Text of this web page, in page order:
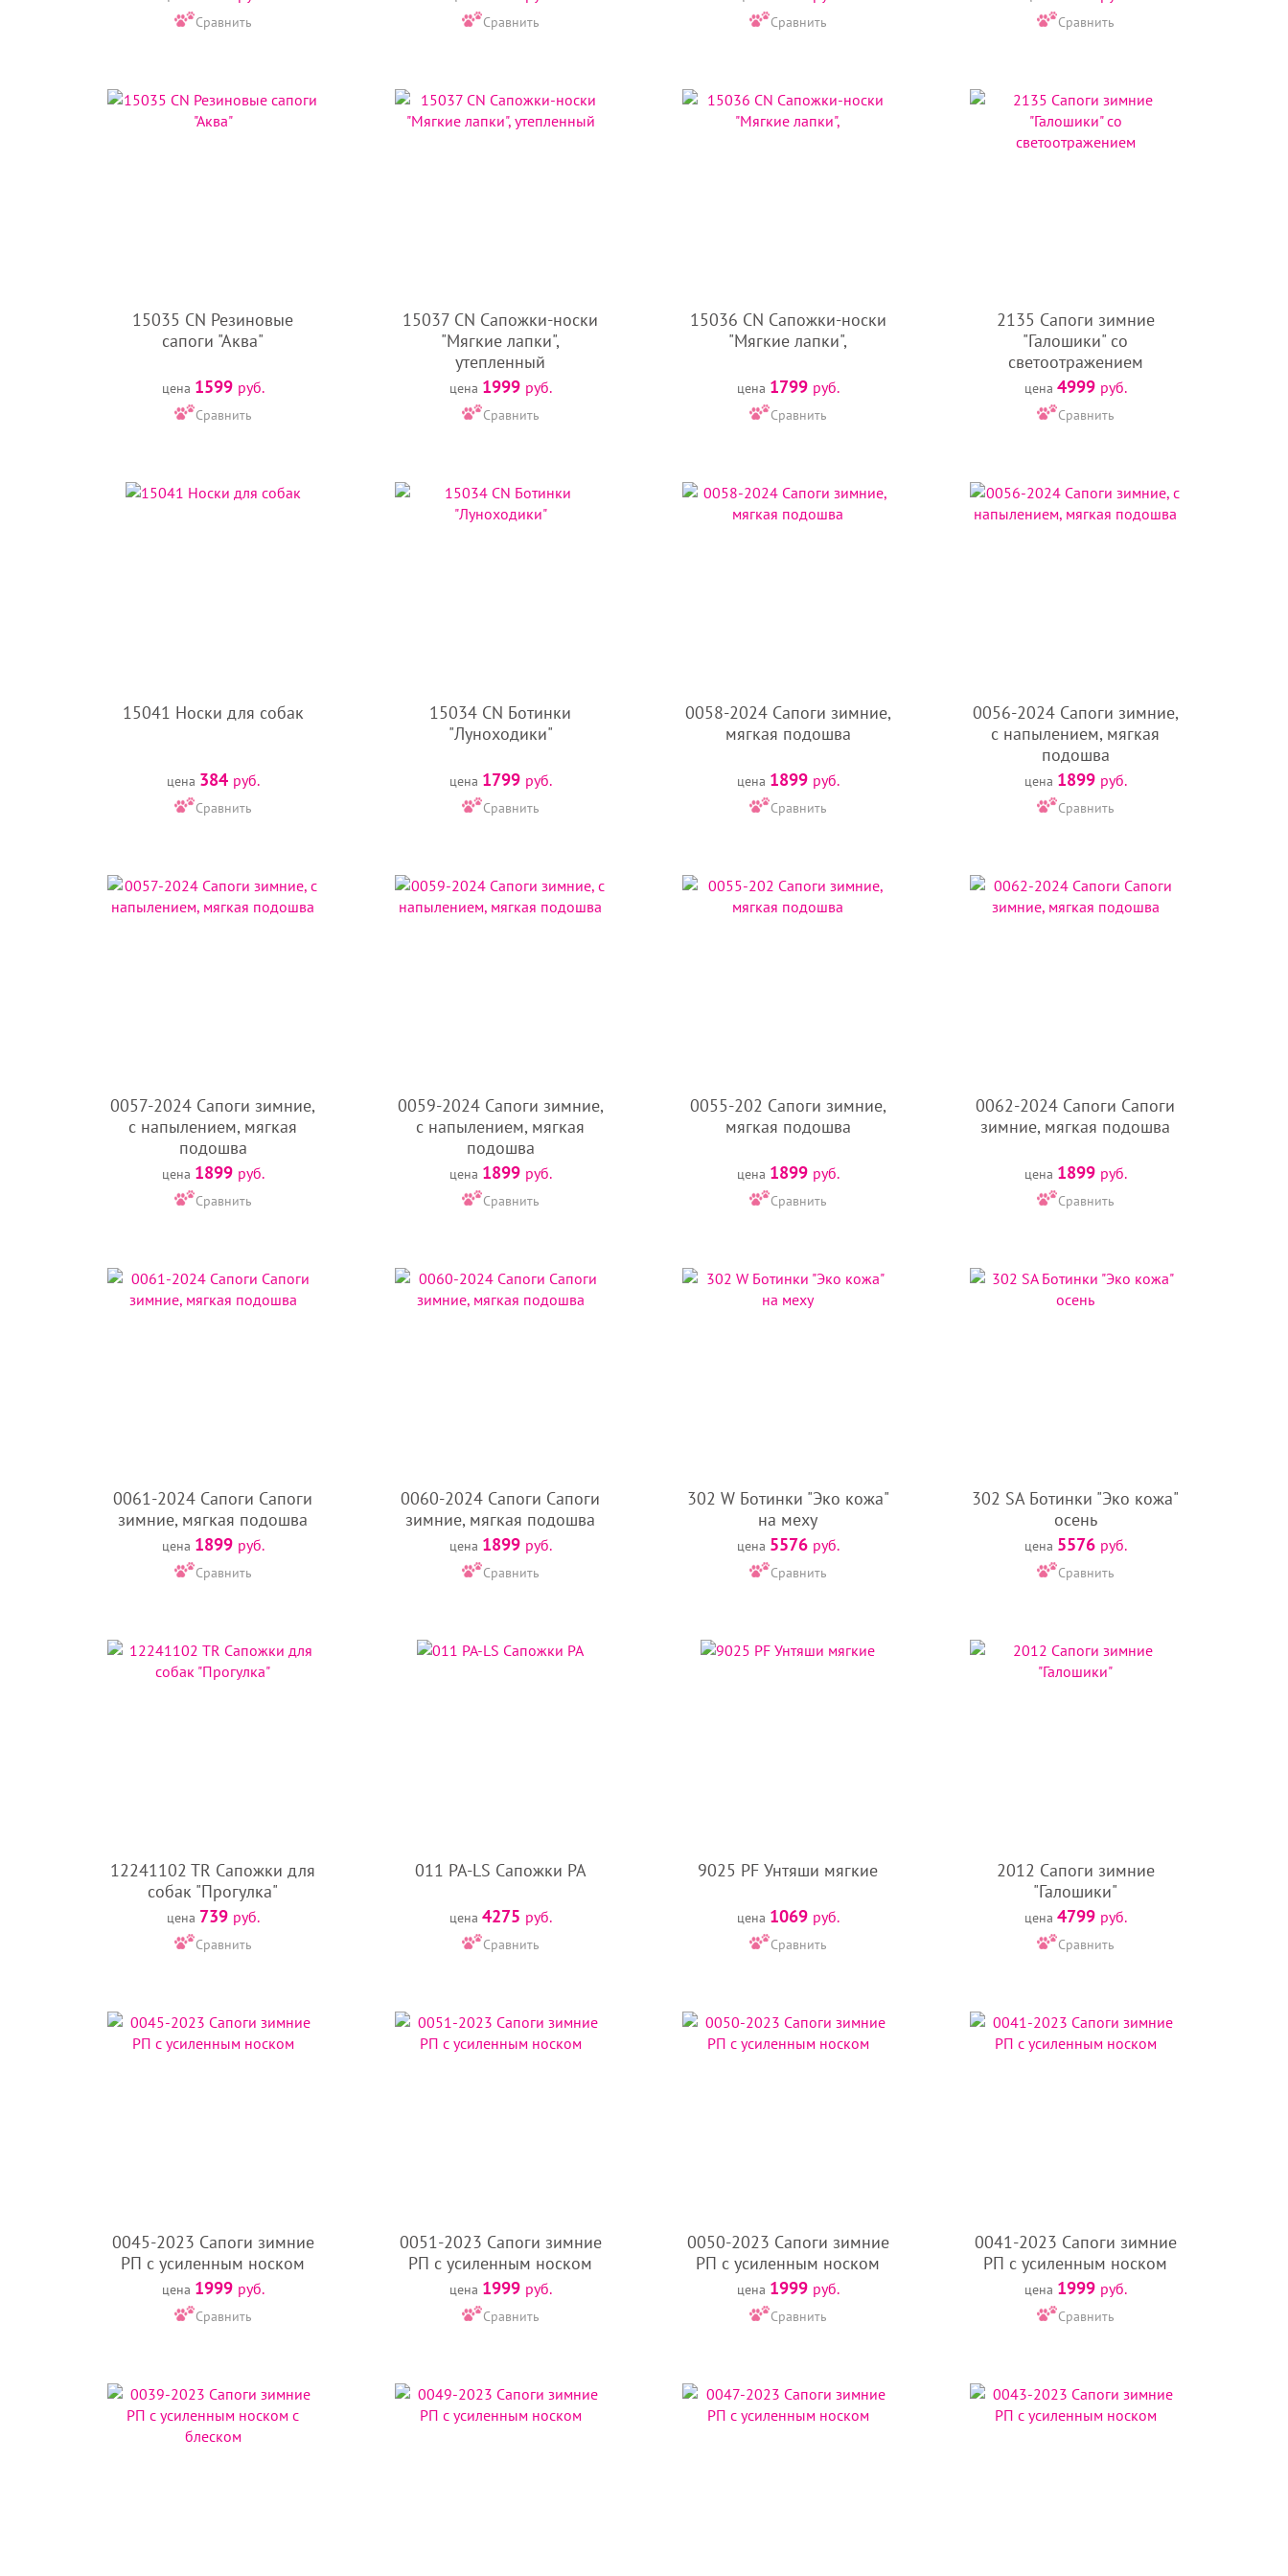
Проверьте правильность цвета, размера и количества. Введите купон на скидку (если он у вас есть).
Обратите внимание!На сайте интернет-магазина «ДогБутик» всегда указано актуальное наличие обуви для собак. Мы оперативно реагируем на изменения и
Сравнить Сравнить Сравнить Сравнить
15035 CN Резиновые
сапоги "Аква"
цена 1599 руб.
Сравнить
15037 CN Сапожки-носки
"Мягкие лапки",
утепленный
цена 1999 руб.
Сравнить
15036 CN Сапожки-носки
"Мягкие лапки",
цена 1799 руб.
Сравнить
2135 Сапоги зимние
"Галошики" со
светоотражением
цена 4999 руб.
Сравнить
15041 Носки для собак
цена 384 руб.
Сравнить
15034 CN Ботинки
"Луноходики"
цена 1799 руб.
Сравнить
0058-2024 Сапоги зимние,
мягкая подошва
цена 1899 руб.
Сравнить
0056-2024 Сапоги зимние,
с напылением, мягкая
подошва
цена 1899 руб.
Сравнить
0057-2024 Сапоги зимние,
с напылением, мягкая
подошва
цена 1899 руб.
Сравнить
0059-2024 Сапоги зимние,
с напылением, мягкая
подошва
цена 1899 руб.
Сравнить
0055-202 Сапоги зимние,
мягкая подошва
цена 1899 руб.
Сравнить
0062-2024 Сапоги Сапоги
зимние, мягкая подошва
цена 1899 руб.
Сравнить
0061-2024 Сапоги Сапоги
зимние, мягкая подошва
цена 1899 руб.
Сравнить
0060-2024 Сапоги Сапоги
зимние, мягкая подошва
цена 1899 руб.
Сравнить
302 W Ботинки "Эко кожа"
на меху
цена 5576 руб.
Сравнить
302 SA Ботинки "Эко кожа"
осень
цена 5576 руб.
Сравнить
12241102 TR Сапожки для
собак "Прогулка"
цена 739 руб.
Сравнить
011 PA-LS Сапожки PA
цена 4275 руб.
Сравнить
9025 PF Унтяши мягкие
цена 1069 руб.
Сравнить
2012 Сапоги зимние
"Галошики"
цена 4799 руб.
Сравнить
0045-2023 Сапоги зимние
РП с усиленным носком
цена 1999 руб.
Сравнить
0051-2023 Сапоги зимние
РП с усиленным носком
цена 1999 руб.
Сравнить
0050-2023 Сапоги зимние
РП с усиленным носком
цена 1999 руб.
Сравнить
0041-2023 Сапоги зимние
РП с усиленным носком
цена 1999 руб.
Сравнить